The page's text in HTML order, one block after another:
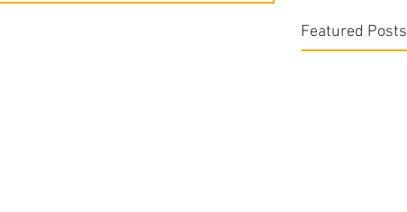
Featured Posts